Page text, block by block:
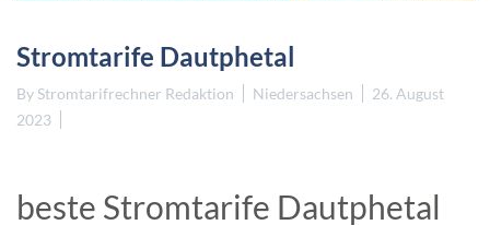
Stromtarife Dautphetal
By Stromtarifrechner Redaktion Niedersachsen
26. August
2023
beste Stromtarife Dautphetal